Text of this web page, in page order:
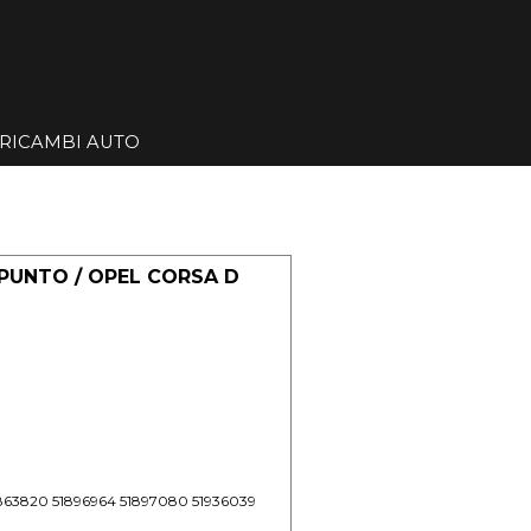
Salta menù
▼
RICAMBI AUTO
/ OPEL CORSA D
51896964 51897080 51936039